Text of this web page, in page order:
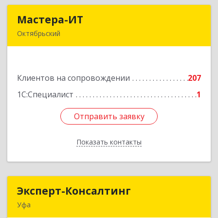
Мастера-ИТ
Октябрьский
Клиентов на сопровождении
207
1С:Специалист
1
Отправить заявку
Показать контакты
Подробнее
Отправить заявку
Назад
Эксперт-Консалтинг
Уфа
Эксперт-Консалтинг